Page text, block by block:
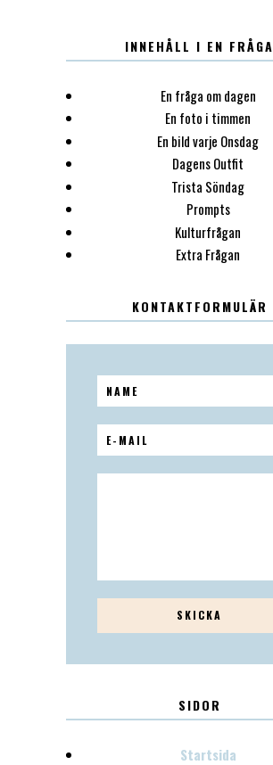
INNEHÅLL I EN FRÅGA
En fråga om dagen
En foto i timmen
En bild varje Onsdag
Dagens Outfit
Trista Söndag
Prompts
Kulturfrågan
Extra Frågan
KONTAKTFORMULÄR
SIDOR
Startsida